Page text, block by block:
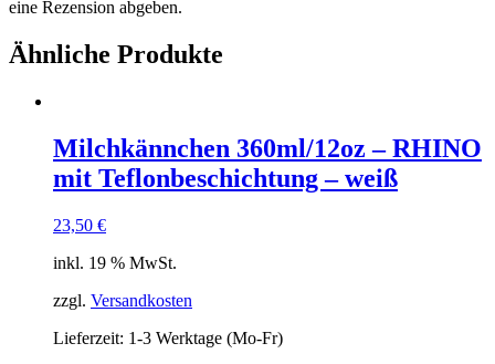
eine Rezension abgeben.
Ähnliche Produkte
Milchkännchen 360ml/12oz – RHINO
mit Teflonbeschichtung – weiß
23,50 €
inkl. 19 % MwSt.
zzgl. Versandkosten
Lieferzeit: 1-3 Werktage (Mo-Fr)